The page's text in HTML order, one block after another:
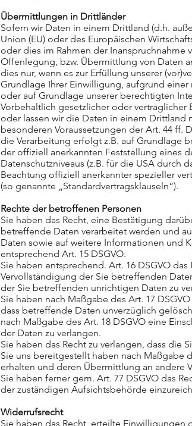
Übermittlungen in Drittländer
Sofern wir Daten in einem Drittland (d.h.
Union (EU) oder des Europäischen
oder dies im Rahmen der Inanspruchnahme
Offenlegung, bzw. Übermittlung von Daten
dies nur, wenn es zur Erfüllung unserer
Grundlage Ihrer Einwilligung, aufgrund
oder auf Grundlage unserer berechtigten
Vorbehaltlich gesetzlicher oder vertraglicher
oder lassen wir die Daten in einem Drittland
besonderen Voraussetzungen der Art. 44 ff.
die Verarbeitung erfolgt z.B. auf Grundlage
der offiziell anerkannten Feststellung eines
Datenschutzniveaus (z.B. für die USA durch
Beachtung offiziell anerkannter spezieller
(so genannte „Standardvertragsklauseln“).
Rechte der betroffenen Personen
Sie haben das Recht, eine Bestätigung
betreffende Daten verarbeitet werden und
Daten sowie auf weitere Informationen und
entsprechend Art. 15 DSGVO.
Sie haben entsprechend. Art. 16 DSGVO das
Vervollständigung der Sie betreffenden
der Sie betreffenden unrichtigen Daten zu
Sie haben nach Maßgabe des Art. 17
dass betreffende Daten unverzüglich
nach Maßgabe des Art. 18 DSGVO eine
der Daten zu verlangen.
Sie haben das Recht zu verlangen, dass die
Sie uns bereitgestellt haben nach Maßgabe
erhalten und deren Übermittlung an andere
Sie haben ferner gem. Art. 77 DSGVO das
der zuständigen Aufsichtsbehörde
Widerrufsrecht
Sie haben das Recht, erteilte Einwilligungen